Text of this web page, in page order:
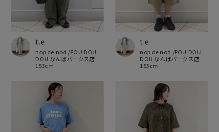
t.e
nop de nod /POU DOU
DOU なんばパークス店
153cm
t.e
nop de nod /POU DOU
DOU なんばパークス店
153cm